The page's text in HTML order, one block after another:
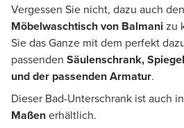
Vergessen Sie nicht, dazu auch den
Möbelwaschtisch von Balmani zu
Sie das Ganze mit dem perfekt
passenden Säulenschrank,
und der passenden Armatur.
Dieser Bad-Unterschrank ist auch in
Maßenerhältlich.